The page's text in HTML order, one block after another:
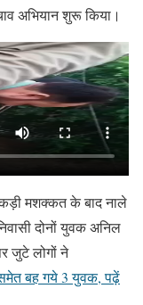
अभियान शुरू किया।
मशक्कत के बाद नाले
दोनों युवक अनिल
जुटे लोगों ने
बह गये 3 युवक, पढ़ें